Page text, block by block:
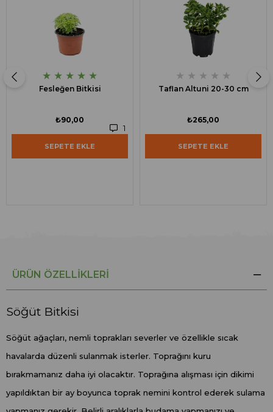
★ ★ ★ ★ ★
Fesleğen Bitkisi
1
₺90,00
SEPETE EKLE
★ ★ ★ ★ ★
Taflan Altuni 20-30 cm
₺265,00
SEPETE EKLE
ÜRÜN ÖZELLIKLERI
Söğüt Bitkisi
Söğüt ağaçları, nemli toprakları severler ve özellikle sıcak
havalarda düzenli sulanmak isterler. Toprağını kuru
bırakmamanız daha iyi olacaktır. Toprağına alışması için dikimi
yapıldıktan bir ay boyunca toprak nemini kontrol ederek sulama